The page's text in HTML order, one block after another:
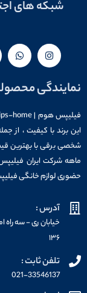
شبکه های
نمایندگی
این برند با کیفیت ، از
ماهه شرکت ایران فیلیپس
حضوری لوازم خانگی
آدرس :
۱۳۶
تلفن ثابت :
021-33546137